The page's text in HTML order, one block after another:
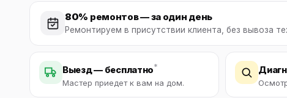
Фототехника
Оргтехника
80% ремонтов — за один день
Ремонтируем в присутствии клиента, без вывоза
Выезд — бесплатно*
Мастер приедет к вам на дом.